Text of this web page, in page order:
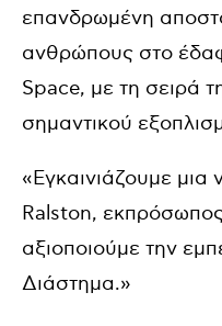
επανδρωμένη
ανθρώπους στο
Space, με τη σειρά
σημαντικού
«Εγκαινιάζουμε
Ralston,
αξιοποιούμε την
Διάστημα.»